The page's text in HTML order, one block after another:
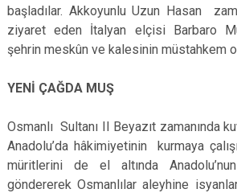
başladılar. Akkoyunlu Uzun Hasan
ziyaret eden İtalyan elçisi Barbaro
şehrin meskûn ve kalesinin müstahkem
YENİ ÇAĞDA MUŞ
Osmanlı Sultanı II Beyazıt zamanında
Anadolu’da hâkimiyetinin kurmaya
müritlerini de el altında
göndererek Osmanlılar aleyhine